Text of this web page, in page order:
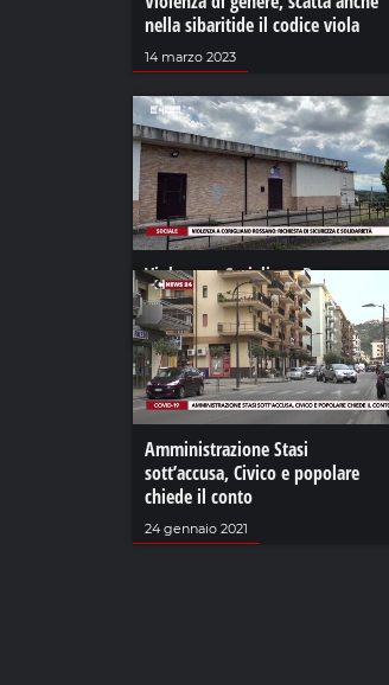
nella sibaritide il codice viola
14 marzo 2023
Violenza a Corigliano Rossano:
richiesta di sicurezza e solidarietà
17 giugno 2023
Amministrazione Stasi
sott’accusa, Civico e popolare
chiede il conto
24 gennaio 2021